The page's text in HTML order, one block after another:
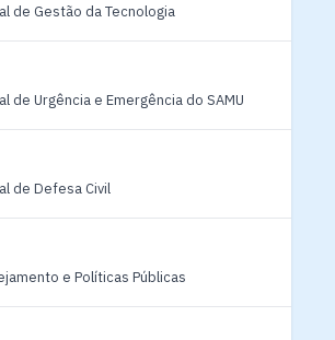
de Gestão da Tecnologia
de Urgência e Emergência do SAMU
de Defesa Civil
e Políticas Públicas